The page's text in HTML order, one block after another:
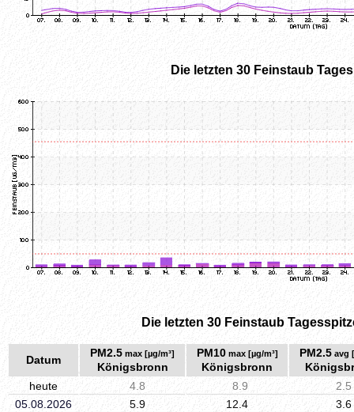
Die letzten 30 Feinstaub
Die letzten 30 Feinstaub
Datum
PM2.5 max [µg/m³]
Königsbronn
PM10max [µg/m³]
Königsbronn
PM2.5avg
heute
4.8 8.9
2.5
05.08.2026
5.9 12.4
3.6